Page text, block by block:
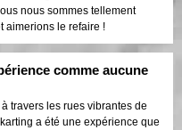
nous sommes tellement
aimerions le refaire !
comme aucune
travers les rues vibrantes de
a été une expérience que